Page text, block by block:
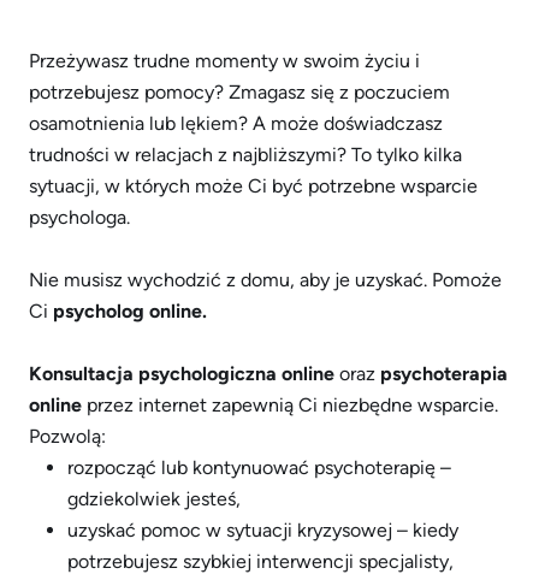
Przeżywasz trudne momenty w swoim życiu i
potrzebujesz pomocy? Zmagasz się z poczuciem
osamotnienia lub lękiem? A może doświadczasz
trudności w relacjach z najbliższymi? To tylko kilka
sytuacji, w których może Ci być potrzebne wsparcie
psychologa.
Nie musisz wychodzić z domu, aby je uzyskać. Pomoże
Ci psycholog online.
Konsultacja psychologiczna online oraz psychoterapia
online przez internet zapewnią Ci niezbędne wsparcie.
Pozwolą:
rozpocząć lub kontynuować psychoterapię –
gdziekolwiek jesteś,
uzyskać pomoc w sytuacji kryzysowej – kiedy
potrzebujesz szybkiej interwencji specjalisty,